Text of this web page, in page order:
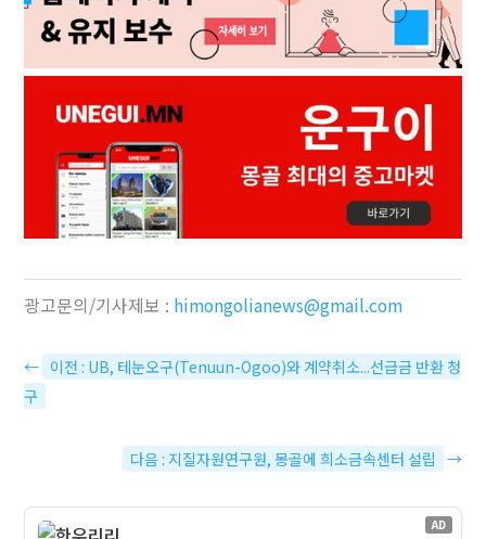
광고문의/기사제보 : himongolianews@gmail.com
← 이전 : UB, 테눈오구(Tenuun-Ogoo)와 계약취소...선급금 반환 청
구
다음 : 지질자원연구원, 몽골에 희소금속센터 설립 →
AD